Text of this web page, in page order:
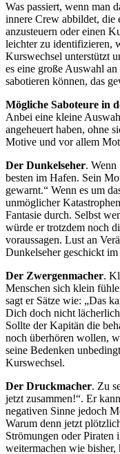
Was passiert, wenn man
innere Crew abbildet, die
anzusteuern oder einen
leichter zu identifizieren,
Kurswechsel unterstützt
es eine große Auswahl
sabotieren können, das
Mögliche Saboteure in
Anbei eine kleine
angeheuert haben, ohne
Motive und vor allem
Der Dunkelseher. Wenn
besten im Hafen. Sein
gewarnt.“ Wenn es um
unmöglicher
Fantasie durch. Selbst
würde er trotzdem noch
voraussagen. Lust an
Dunkelseher geschickt
Der Zwergenmacher.
Menschen sich klein
sagt er Sätze wie: „Das
Dich doch nicht
Sollte der Kapitän die
noch überhören wollen,
seine Bedenken
Kurswechsel.
Der Druckmacher. Zu
jetzt zusammen!“. Er
negativen Sinne jedoch
Warum denn jetzt
Strömungen oder Piraten
weitermachen wie